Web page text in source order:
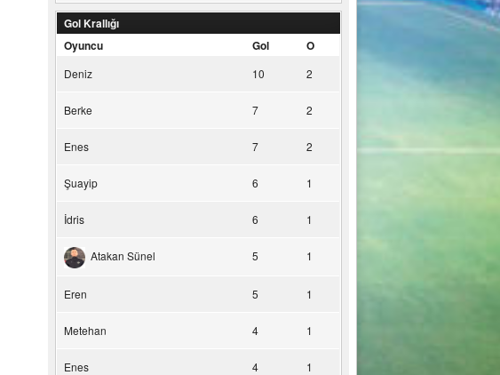
Gol Krallığı
Oyuncu
Gol O
Deniz 10 2
Berke 7 2
Enes 7 2
Şuayip 6 1
İdris 6 1
Atakan Sünel 5 1
Eren 5 1
Metehan 4 1
Enes 4 1